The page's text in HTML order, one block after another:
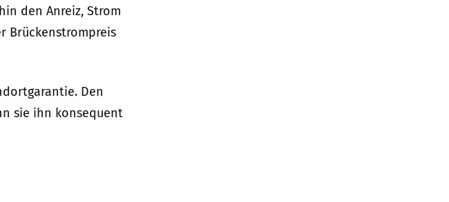
den Anreiz, Strom
Brückenstrompreis
Den
sie ihn konsequent